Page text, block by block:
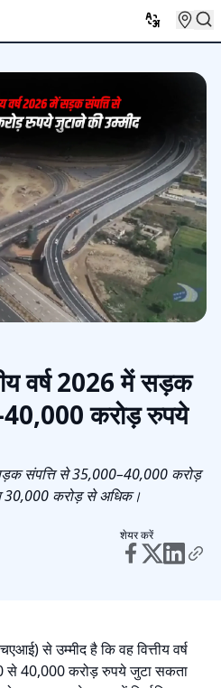
वर्ष 2026 में सड़क
करोड़ रुपये
संपत्ति से 35,000–40,000 करोड़
30,000 करोड़ से अधिक।
शेयर करें
से उम्मीद है कि वह वित्तीय वर्ष
से 40,000 करोड़ रुपये जुटा सकता